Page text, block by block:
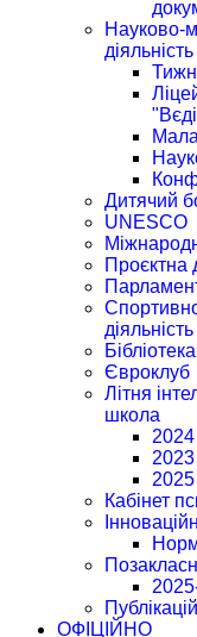
Науково-
діяльність
Дитячий
UNESCO
Проєктна
діяльність
Бібліотека
Євроклуб
Літня
школа
2024
2023
2025
Кабінет
ОФІЦІЙНО